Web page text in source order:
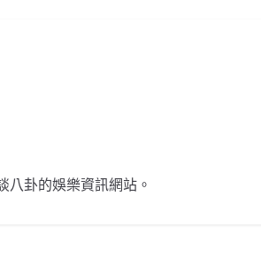
八卦的娛樂資訊網站。